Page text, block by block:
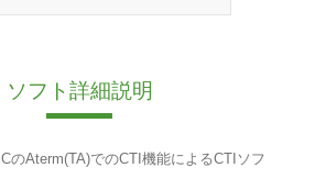
ソフト詳細説明
のAterm(TA)でのCTI機能によるCTIソフ